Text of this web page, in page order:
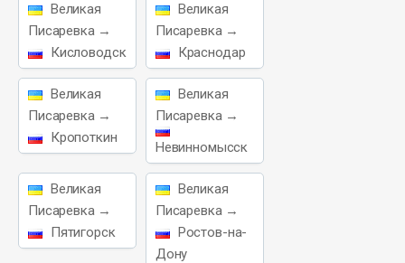
Великая
Писаревка →
Кисловодск
Великая
Писаревка →
Краснодар
Великая
Писаревка →
Кропоткин
Великая
Писаревка →
Невинномысск
Великая
Писаревка →
Пятигорск
Великая
Писаревка →
Ростов-на-
Дону